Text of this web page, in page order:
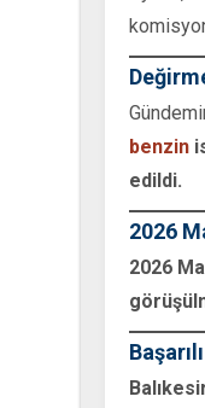
benzin
edildi.
2026
2026